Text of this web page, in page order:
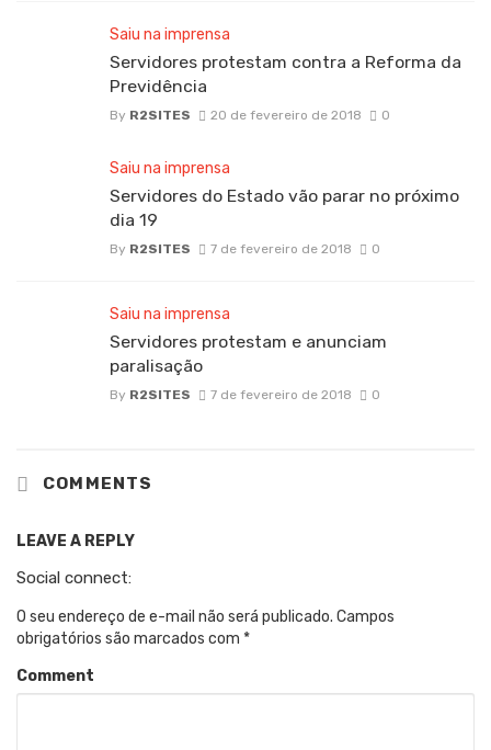
Saiu na imprensa
Servidores protestam contra a Reforma da
Previdência
By R2SITES 20 de fevereiro de 2018 0
Saiu na imprensa
Servidores do Estado vão parar no próximo
dia 19
By R2SITES 7 de fevereiro de 2018 0
Saiu na imprensa
Servidores protestam e anunciam
paralisação
By R2SITES 7 de fevereiro de 2018 0
COMMENTS
LEAVE A REPLY
Social connect:
O seu endereço de e-mail não será publicado. Campos
obrigatórios são marcados com *
Comment